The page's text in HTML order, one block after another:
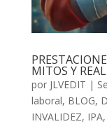
MITOS Y
por JLVEDIT |
laboral, BLOG,
INVALIDEZ, IPA,